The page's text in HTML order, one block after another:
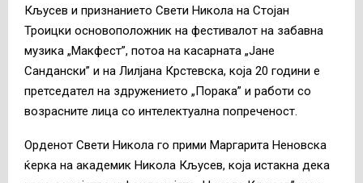
Кљусев и признанието Свети Никола на Стојан
Троицки основоположник на фестивалот на забавна
музика „Макфест”, потоа на касарната „Јане
Сандански” и на Лилјана Крстевска, која 20 години е
претседател на здружението „Порака” и работи со
возрасните лица со интелектуална попреченост.
Орденот Свети Никола го прими Маргарита Неновска
ќерка на академик Никола Кљусев, која истакна дека